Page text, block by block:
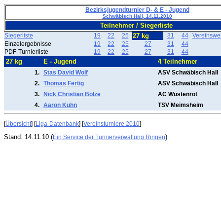
Bezirksjugendturnier D- & E - Jugend
Schwäbisch Hall, 14.11.2010
Teilnehmer / Siegerliste
Siegerliste 19 22 25 27 kg 31 44
Einzelergebnisse
19 22 25 27 31
44
PDF-Turnierliste
19 22 25 27 31 44
27 kg E - Jugend 4 Teilnehmer
1. Stas David Wolf
ASV Schwäbisch Hall
2. Thomas Fertig
ASV Schwäbisch Hall
3.
Nick Christian Bolze
AC Wüstenrot
4. Aaron Kuhn TSV Meimsheim
[Übersicht] [Liga-Datenbank] [Vereinsturniere 2010]
Stand: 14.11.10 (Ein Service der Turnierverwaltung Ringen)